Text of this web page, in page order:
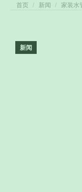
您在这里：
首页 新闻 家装水
新闻